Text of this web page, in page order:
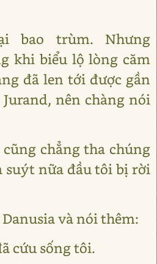
bao trùm. Nhưng
khi biểu lộ lòng căm
đã len tới được gần
nên chàng nói
chẳng tha chúng
suýt nữa đầu tôi bị rời
và nói thêm:
cứu sống tôi.